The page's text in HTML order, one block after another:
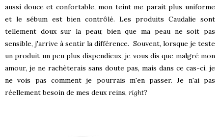
aussi douce et confortable, mon teint me parait plus uniforme
et le sébum est bien contrôlé. Les produits Caudalie sont
tellement doux sur la peau; bien que ma peau ne soit pas
sensible, j'arrive à sentir la différence. Souvent, lorsque je teste
un produit un peu plus dispendieux, je vous dis que malgré mon
amour, je ne rachèterais sans doute pas, mais dans ce cas-ci, je
ne vois pas comment je pourrais m'en passer. Je n'ai pas
réellement besoin de mes deux reins, right?